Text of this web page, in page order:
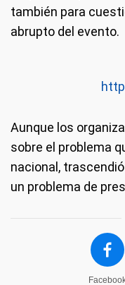
también para
abrupto del evento.
Aunque los
sobre el problema
nacional,
un problema de